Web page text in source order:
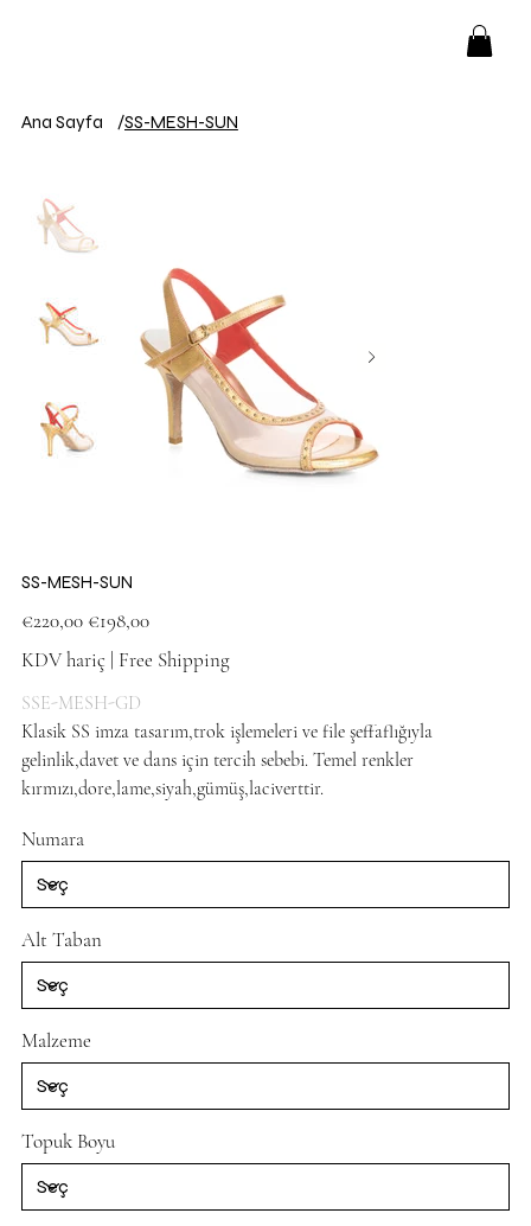
Ana Sayfa /SS-MESH-SUN
SS-MESH-SUN
fiyat
€220,00
İndirimli
fiyat
€198,00
KDV hariç | Free Shipping
SSE-MESH-GD
Klasik SS imza tasarım,trok işlemeleri ve file şeffaflığıyla
gelinlik,davet ve dans için tercih sebebi. Temel renkler
kırmızı,dore,lame,siyah,gümüş,laciverttir.
Numara
Alt Taban
Malzeme
Topuk Boyu